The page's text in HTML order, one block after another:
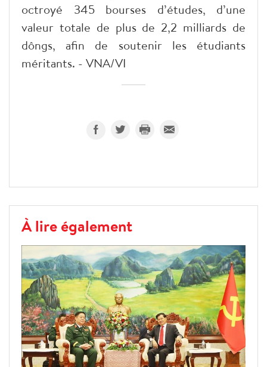
octroyé 345 bourses d’études, d’une
valeur totale de plus de 2,2 milliards de
dôngs, afin de soutenir les étudiants
méritants. - VNA/VI
À lire également